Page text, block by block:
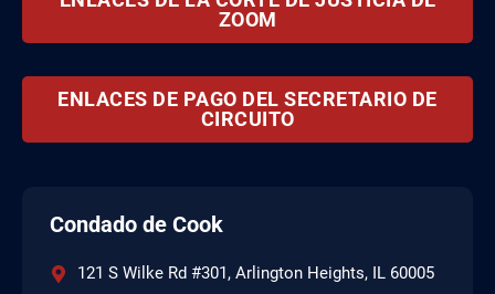
ZOOM
ENLACES DE PAGO DEL SECRETARIO DE
CIRCUITO
Condado de Cook
121 S Wilke Rd #301, Arlington Heights, IL 60005